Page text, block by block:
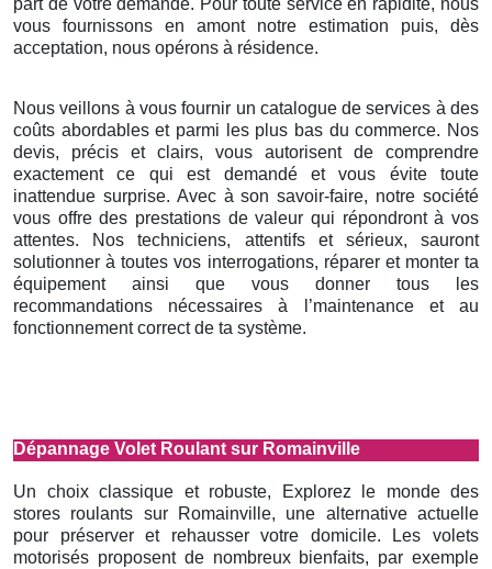
part de votre demande. Pour toute service en rapidité, nous
vous fournissons en amont notre estimation puis, dès
acceptation, nous opérons à résidence.
Nous veillons à vous fournir un catalogue de services à des
coûts abordables et parmi les plus bas du commerce. Nos
devis, précis et clairs, vous autorisent de comprendre
exactement ce qui est demandé et vous évite toute
inattendue surprise. Avec à son savoir-faire, notre société
vous offre des prestations de valeur qui répondront à vos
attentes. Nos techniciens, attentifs et sérieux, sauront
solutionner à toutes vos interrogations, réparer et monter ta
équipement ainsi que vous donner tous les
recommandations nécessaires à l’maintenance et au
fonctionnement correct de ta système.
Dépannage Volet Roulant sur Romainville
Un choix classique et robuste, Explorez le monde des
stores roulants sur Romainville, une alternative actuelle
pour préserver et rehausser votre domicile. Les volets
motorisés proposent de nombreux bienfaits, par exemple